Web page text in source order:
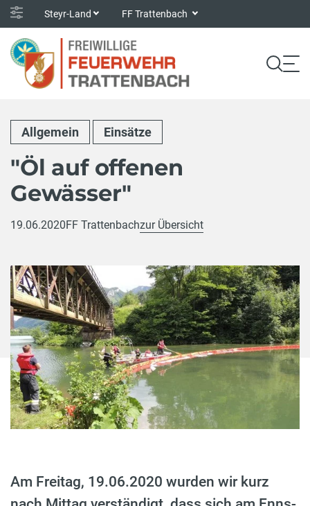
Steyr-Land FF Trattenbach
Allgemein Einsätze
"Öl auf offenen
Gewässer"
19.06.2020FF Trattenbachzur Übersicht
Am Freitag, 19.06.2020 wurden wir kurz